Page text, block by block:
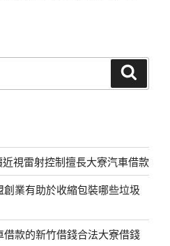
視雷射控制擅長大寮汽車借款
業有助於收縮包裝哪些垃圾
款的新竹借錢合法大寮借錢